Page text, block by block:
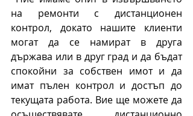
на ремонти с дистанционен
контрол, докато нашите клиенти
могат да се намират в друга
държава или в друг град и да бъдат
спокойни за собствен имот и да
имат пълен контрол и достъп до
текущата работа. Вие ще можете да